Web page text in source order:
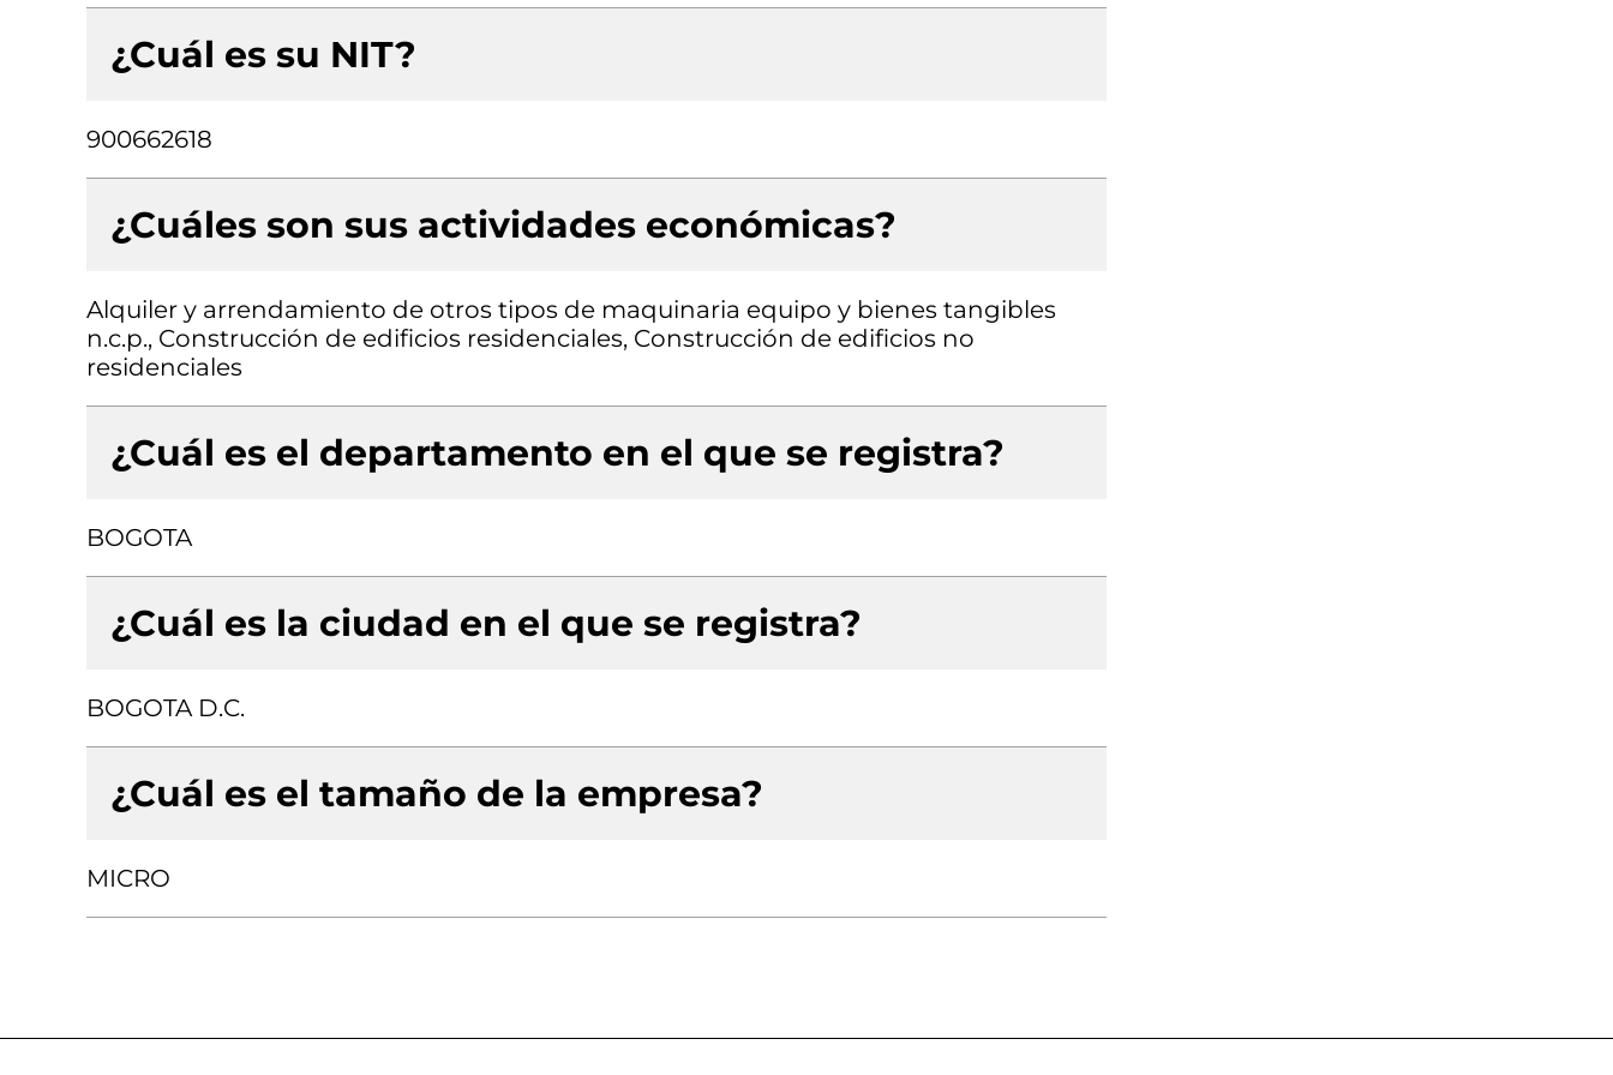
¿Cuál es su NIT?
900662618
¿Cuáles son sus actividades económicas?
Alquiler y arrendamiento de otros tipos de maquinaria equipo y bienes tangibles
n.c.p., Construcción de edificios residenciales, Construcción de edificios no
residenciales
¿Cuál es el departamento en el que se registra?
BOGOTA
¿Cuál es la ciudad en el que se registra?
BOGOTA D.C.
¿Cuál es el tamaño de la empresa?
MICRO